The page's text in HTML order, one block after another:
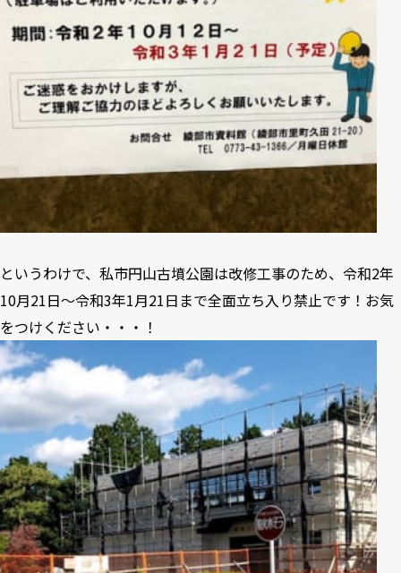
というわけで、私市円山古墳公園は改修工事のため、令和2年
10月21日〜令和3年1月21日まで全面立ち入り禁止です！お気
をつけください・・・！